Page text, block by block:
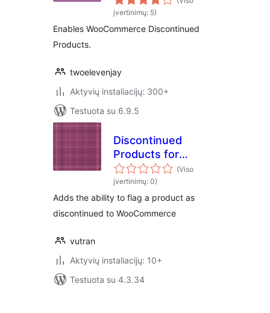
įvertinimų: 5)
Enables WooCommerce Discontinued
Products.
twoelevenjay
Aktyvių instaliacijų: 300+
Testuota su 6.9.5
Discontinued
Products for
WooCommerce
(Viso
įvertinimų: 0)
Adds the ability to flag a product as
discontinued to WooCommerce
vutran
Aktyvių instaliacijų: 10+
Testuota su 4.3.34